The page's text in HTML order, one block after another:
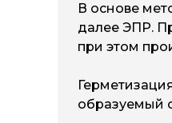
В основе
далее ЭПР.
при этом
образуемый